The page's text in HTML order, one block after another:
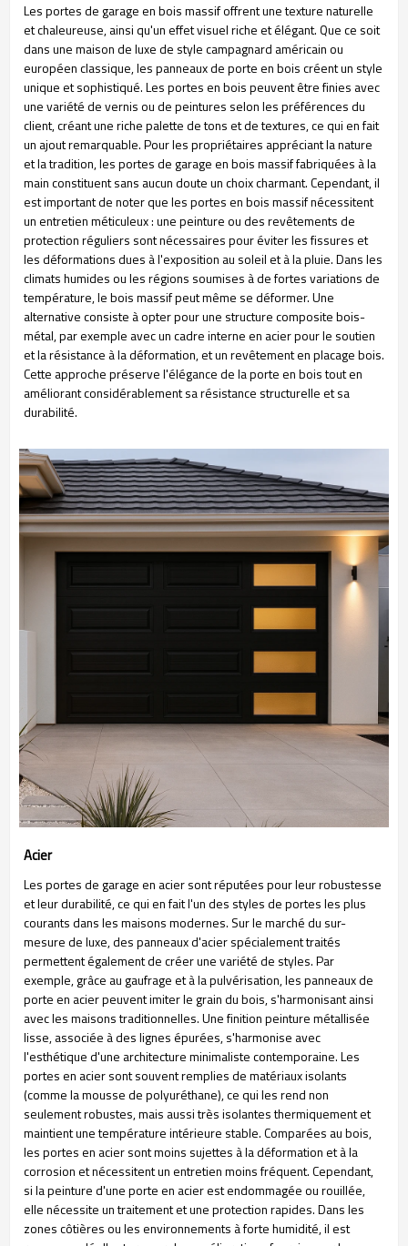
Les portes de garage en bois massif offrent une texture naturelle
et chaleureuse, ainsi qu'un effet visuel riche et élégant. Que ce soit
dans une maison de luxe de style campagnard américain ou
européen classique, les panneaux de porte en bois créent un style
unique et sophistiqué. Les portes en bois peuvent être finies avec
une variété de vernis ou de peintures selon les préférences du
client, créant une riche palette de tons et de textures, ce qui en fait
un ajout remarquable. Pour les propriétaires appréciant la nature
et la tradition, les portes de garage en bois massif fabriquées à la
main constituent sans aucun doute un choix charmant. Cependant, il
est important de noter que les portes en bois massif nécessitent
un entretien méticuleux : une peinture ou des revêtements de
protection réguliers sont nécessaires pour éviter les fissures et
les déformations dues à l'exposition au soleil et à la pluie. Dans les
climats humides ou les régions soumises à de fortes variations de
température, le bois massif peut même se déformer. Une
alternative consiste à opter pour une structure composite bois-
métal, par exemple avec un cadre interne en acier pour le soutien
et la résistance à la déformation, et un revêtement en placage bois.
Cette approche préserve l'élégance de la porte en bois tout en
améliorant considérablement sa résistance structurelle et sa
durabilité.
Acier
Les portes de garage en acier sont réputées pour leur robustesse
et leur durabilité, ce qui en fait l'un des styles de portes les plus
courants dans les maisons modernes. Sur le marché du sur-
mesure de luxe, des panneaux d'acier spécialement traités
permettent également de créer une variété de styles. Par
exemple, grâce au gaufrage et à la pulvérisation, les panneaux de
porte en acier peuvent imiter le grain du bois, s'harmonisant ainsi
avec les maisons traditionnelles. Une finition peinture métallisée
lisse, associée à des lignes épurées, s'harmonise avec
l'esthétique d'une architecture minimaliste contemporaine. Les
portes en acier sont souvent remplies de matériaux isolants
(comme la mousse de polyuréthane), ce qui les rend non
seulement robustes, mais aussi très isolantes thermiquement et
maintient une température intérieure stable. Comparées au bois,
les portes en acier sont moins sujettes à la déformation et à la
corrosion et nécessitent un entretien moins fréquent. Cependant,
si la peinture d'une porte en acier est endommagée ou rouillée,
elle nécessite un traitement et une protection rapides. Dans les
zones côtières ou les environnements à forte humidité, il est